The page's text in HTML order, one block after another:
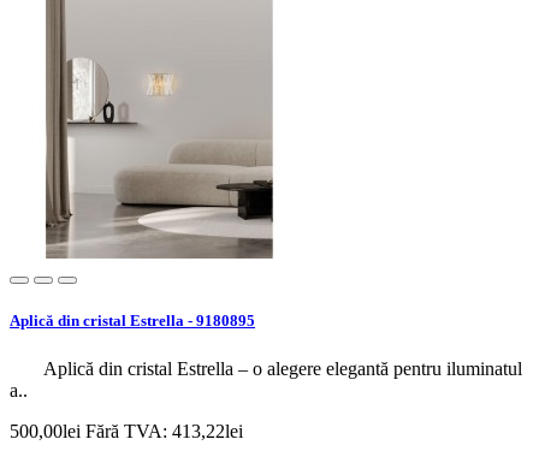
Aplică din cristal Estrella - 9180895
Aplică din cristal Estrella – o alegere elegantă pentru iluminatul
a..
500,00lei Fără TVA: 413,22lei